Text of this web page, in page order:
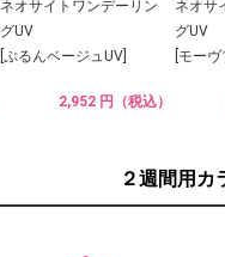
ネオサイトワンデーリン
グUV
[ぷるんベージュUV]
2,952 円（税込）
ネオサ
グUV
[モー
２週間用カ